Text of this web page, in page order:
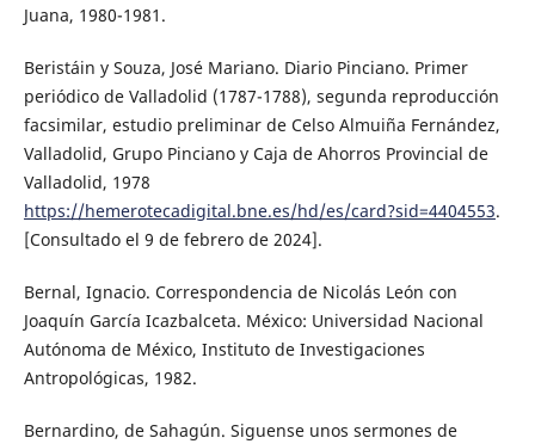
Juana, 1980-1981.
Beristáin y Souza, José Mariano. Diario Pinciano. Primer
periódico de Valladolid (1787-1788), segunda reproducción
facsimilar, estudio preliminar de Celso Almuiña Fernández,
Valladolid, Grupo Pinciano y Caja de Ahorros Provincial de
Valladolid, 1978
https://hemerotecadigital.bne.es/hd/es/card?sid=4404553.
[Consultado el 9 de febrero de 2024].
Bernal, Ignacio. Correspondencia de Nicolás León con
Joaquín García Icazbalceta. México: Universidad Nacional
Autónoma de México, Instituto de Investigaciones
Antropológicas, 1982.
Bernardino, de Sahagún. Siguense unos sermones de